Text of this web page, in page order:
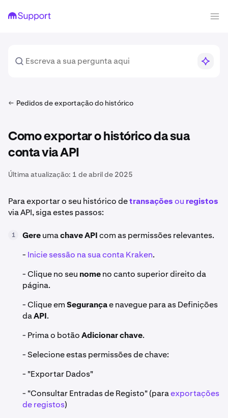
Pedidos de exportação do histórico
Como exportar o histórico da sua
conta via API
Última atualização: 1 de abril de 2025
Para exportar o seu histórico detransaçõesou registos
via API, siga estes passos:
1 Gereumachave APIcom as permissões relevantes.
- Inicie sessão na sua conta Kraken.
- Clique no seu nomeno canto superior direito da
página.
- Clique emSegurançae navegue para as Definições
daAPI.
- Prima o botãoAdicionar chave.
- Selecione estas permissões de chave:
- "Exportar Dados"
- "Consultar Entradas de Registo" (paraexportações
de registos)